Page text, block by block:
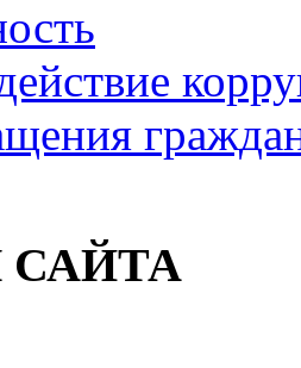
САЙТА